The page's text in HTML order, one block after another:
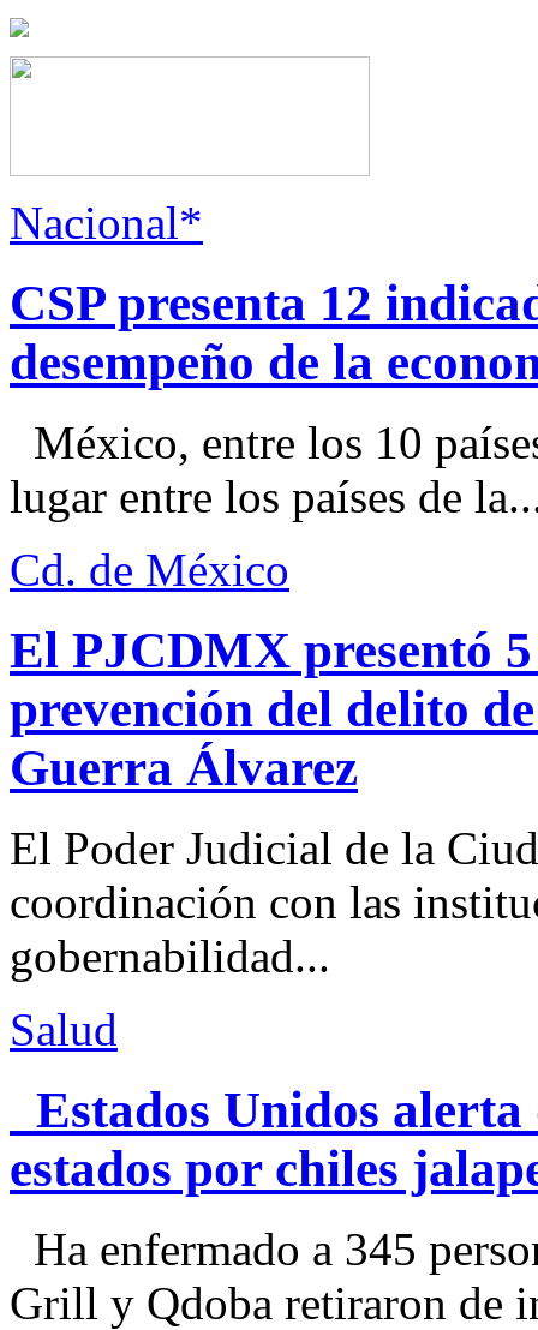
Nacional*
CSP presenta 12
desempeño de la
México, entre los 10
lugar entre los países de
Cd. de México
El PJCDMX presentó
prevención del delito
Guerra Álvarez
El Poder Judicial de la
coordinación con las
gobernabilidad...
Salud
Estados Unidos alerta
estados por chiles
Ha enfermado a 345
Grill y Qdoba retiraron de